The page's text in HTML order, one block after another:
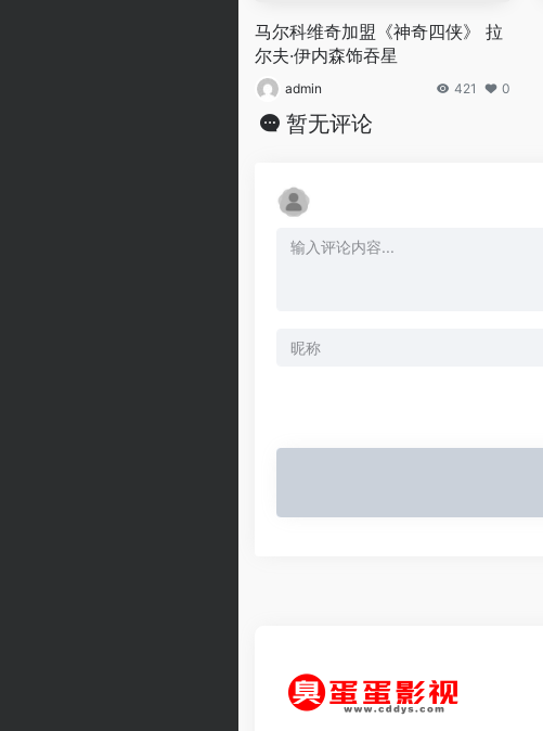
马尔科维奇加盟《神奇四侠》 拉
尔夫·伊内森饰吞星
admin 421 0
暂无评论